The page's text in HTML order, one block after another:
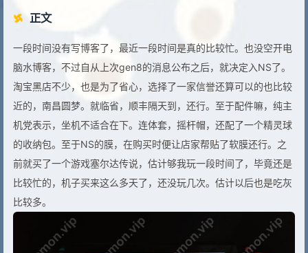
正文
一段时间没有写博客了，最近一段时间是真的比较忙。也没空开电
脑水博客，不过自从上次gen8的消息公布之后，就决定入NS了。
淘宝黑店不少，也是为了省心，选择了一家信誉还算可以的也比较
近的，南昌圆梦。就临省，顺丰隔天到，还行。至于配件嘛，纯主
机党表示，坐机不适合在下。连体套，摇杆帽，还配了一个精灵球
的收纳包。至于NS的膜，在购买时便让店家帮贴了软膜还行。之
前就买了一个游戏塞尔达传说，估计够我玩一段时间了，毕竟还是
比较忙的，机子买来这么多天了，还没玩几次。估计以后也是吃灰
比较多。